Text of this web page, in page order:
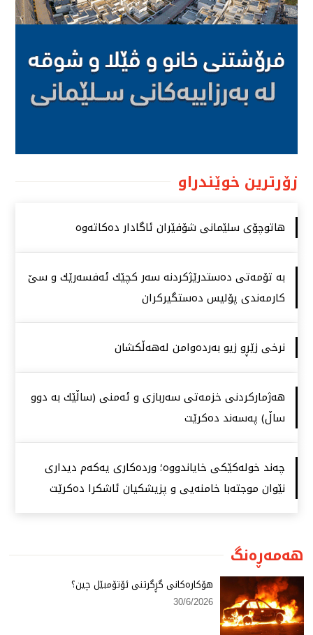
زۆرترین خوێندراو
هاتوچۆی سلێمانی شۆفێران ئاگادار دەكاتەوە
بە تۆمەتی دەستدرێژكردنە سەر كچێك ئەفسەرێك و سێ
كارمەندی پۆلیس دەستگیركران
نرخی زێڕو زیو بەردەوامن لەهەڵكشان
هەژماركردنی خزمەتی سەربازی و ئەمنی (ساڵێك بە دوو
ساڵ) پەسەند دەكرێت
چەند خولەكێكی خایاندووە؛ وردەكاری یەكەم دیداری
نێوان موجتەبا خامنەیی و پزیشكیان ئاشكرا دەكرێت
هەمەڕەنگ
هۆكارەكانی گڕگرتنی ئۆتۆمبێل چین؟
30/6/2026